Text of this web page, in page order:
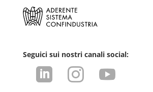
Seguici sui nostri canali social:
  